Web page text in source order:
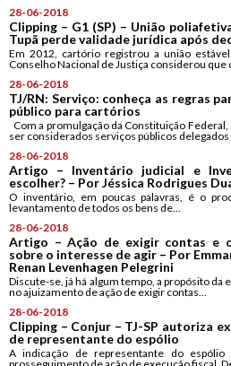
28-06-2018
Clipping – G1 (SP) – União
Tupã perde validade jurídica após
Em 2012, cartório registrou a união
Conselho Nacional de Justiça considerou que
28-06-2018
TJ/RN: Serviço: conheça as regras
público para cartórios
Com a promulgação da Constituição
ser considerados serviços públicos delegados
28-06-2018
Artigo – Inventário judicial e
escolher? – Por Jéssica Rodrigues
O inventário, em poucas palavras, é o
levantamento de todos os bens de...
28-06-2018
Artigo – Ação de exigir contas e
sobre o interesse de agir – Por
Renan Levenhagen Pelegrini
Discute-se, já há algum tempo, a propósito
no ajuizamento de ação de exigir contas...
28-06-2018
Clipping – Conjur – TJ-SP autoriza
de representante do espólio
A indicação de representante do